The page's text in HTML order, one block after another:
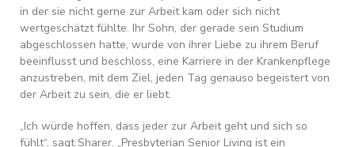
in der sie nicht gerne zur Arbeit kam oder sich nicht
wertgeschätzt fühlte. Ihr Sohn, der gerade sein Studium
abgeschlossen hatte, wurde von ihrer Liebe zu ihrem Beruf
beeinflusst und beschloss, eine Karriere in der Krankenpflege
anzustreben, mit dem Ziel, jeden Tag genauso begeistert von
der Arbeit zu sein, die er liebt.
„Ich würde hoffen, dass jeder zur Arbeit geht und sich so
fühlt“, sagt Sharer. „Presbyterian Senior Living ist ein